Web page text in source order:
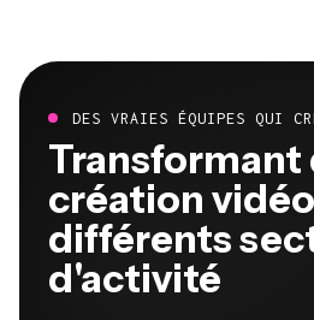
DES VRAIES ÉQUIPES QUI
Transformant
création
différents
d'activité